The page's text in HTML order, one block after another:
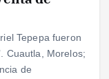
Tepepa fueron
Cuautla, Morelos;
de